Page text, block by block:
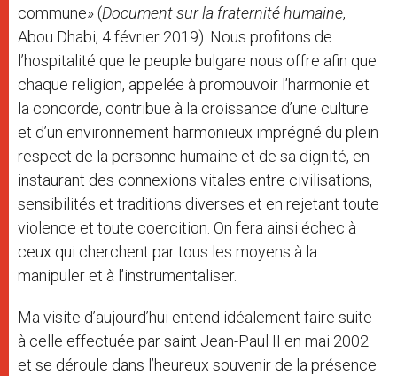
commune» (Document sur la fraternité humaine,
Abou Dhabi, 4 février 2019). Nous profitons de
l’hospitalité que le peuple bulgare nous offre afin que
chaque religion, appelée à promouvoir l’harmonie et
la concorde, contribue à la croissance d’une culture
et d’un environnement harmonieux imprégné du plein
respect de la personne humaine et de sa dignité, en
instaurant des connexions vitales entre civilisations,
sensibilités et traditions diverses et en rejetant toute
violence et toute coercition. On fera ainsi échec à
ceux qui cherchent par tous les moyens à la
manipuler et à l’instrumentaliser.
Ma visite d’aujourd’hui entend idéalement faire suite
à celle effectuée par saint Jean-Paul II en mai 2002
et se déroule dans l’heureux souvenir de la présence